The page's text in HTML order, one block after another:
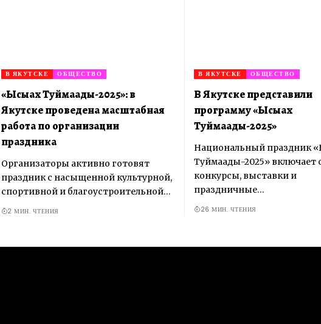
В ЯКУТСКЕ ОБЩЕСТВО
«Ысыах Туймаады-2025»: в
Якутске проведена масштабная
работа по организации
праздника
Организаторы активно готовят
праздник с насыщенной культурной,
спортивной и благоустроительной…
2 МИН. ЧТЕНИЯ
В ЯКУТСКЕ ОБЩЕСТВО
В Якутске представили
программу «Ысыах
Туймаады-2025»
Национальный праздник
Туймаады-2025» включает
конкурсы, выставки и
праздничные…
26 МИН. ЧТЕНИЯ